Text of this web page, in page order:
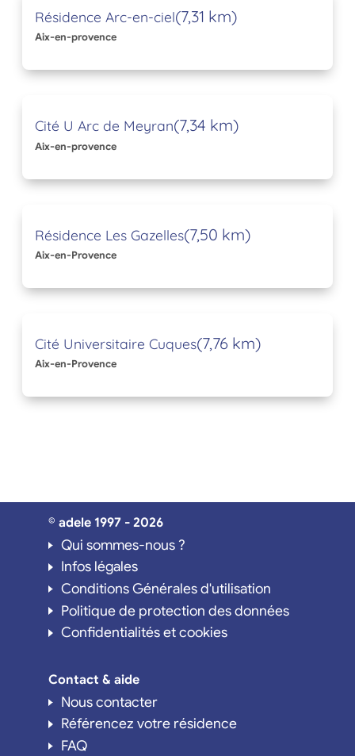
Résidence Arc-en-ciel(7,31 km)
Aix-en-provence
Cité U Arc de Meyran(7,34 km)
Aix-en-provence
Résidence Les Gazelles(7,50 km)
Aix-en-Provence
Cité Universitaire Cuques(7,76 km)
Aix-en-Provence
© adele 1997 - 2026
Qui sommes-nous ?
Infos légales
Conditions Générales d'utilisation
Politique de protection des données
Confidentialités et cookies
Contact & aide
Nous contacter
Référencez votre résidence
FAQ